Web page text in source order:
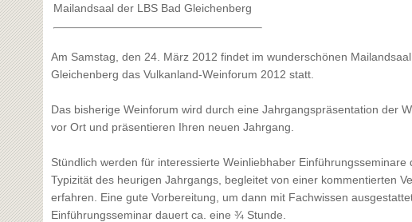
Mailandsaal der LBS Bad Gleichenberg
Am Samstag, den 24. März 2012 findet im wunderschönen
Gleichenberg das Vulkanland-Weinforum 2012 statt.
Das bisherige Weinforum wird durch eine Jahrgangspräsentation der
vor Ort und präsentieren Ihren neuen Jahrgang.
Stündlich werden für interessierte Weinliebhaber
Typizität des heurigen Jahrgangs, begleitet von einer kommentierten
erfahren. Eine gute Vorbereitung, um dann mit Fachwissen
Einführungsseminar dauert ca. eine ¾ Stunde.